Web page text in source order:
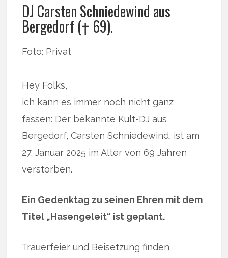
DJ Carsten Schniedewind aus
Bergedorf († 69).
Foto: Privat
Hey Folks,
ich kann es immer noch nicht ganz
fassen: Der bekannte Kult-DJ aus
Bergedorf, Carsten Schniedewind, ist am
27. Januar 2025 im Alter von 69 Jahren
verstorben.
Ein Gedenktag zu seinen Ehren mit dem
Titel „Hasengeleit“ ist geplant.
Trauerfeier und Beisetzung finden